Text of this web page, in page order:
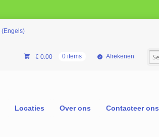
(Engels)
€0.00 0 items Afrekenen
Locaties Over ons Contacteer ons